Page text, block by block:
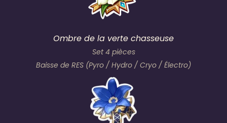
Ombre de la verte chasseuse
Set 4 pièces
Baisse de RES (Pyro / Hydro / Cryo / Électro)